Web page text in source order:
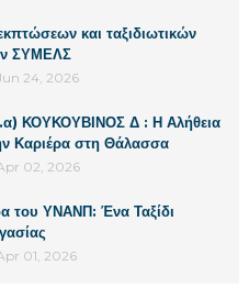
και ταξιδιωτικών
ΣΥΜΕΛΣ
24, 2026
ΚΟΥΚΟΥΒΙΝΟΣ Δ : Η Αλήθεια
Καριέρα στη Θάλασσα
02, 2026
του ΥΝΑΝΠ: Ένα Ταξίδι
01, 2026